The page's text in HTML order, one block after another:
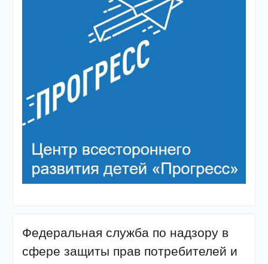
Федеральная служба по надзору в
сфере защиты прав потребителей и